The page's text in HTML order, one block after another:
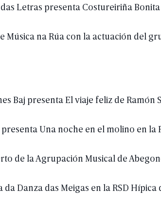
das Letras presenta CostureiriñaBonita
Música naRúa con la actuación del
Baj presentaEl viaje feliz de Ramón
presentaUna noche en el molino en la
de laAgrupación Musical de
daDanza das Meigas en laRSD Hípica